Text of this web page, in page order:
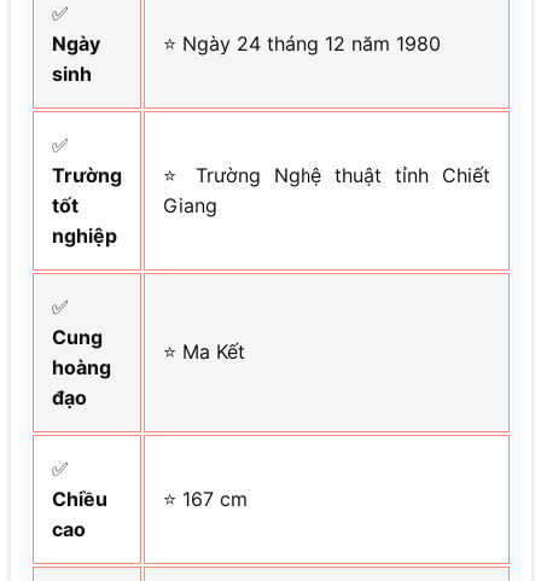
✅
Ngày
sinh
⭐ Ngày 24 tháng 12 năm 1980
✅
Trường
tốt
nghiệp
⭐ Trường Nghệ thuật tỉnh Chiết
Giang
✅
Cung
hoàng
đạo
⭐ Ma Kết
✅
Chiều
cao
⭐ 167 cm